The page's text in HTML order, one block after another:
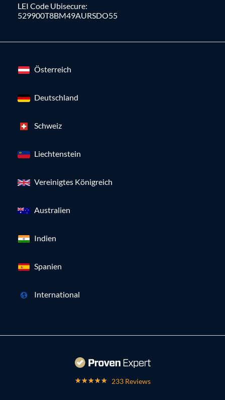
LEI Code Ubisecure:
529900T8BM49AURSDO55
Österreich
Deutschland
Schweiz
Liechtenstein
Vereinigtes Königreich
Australien
Indien
Spanien
International
233 Reviews